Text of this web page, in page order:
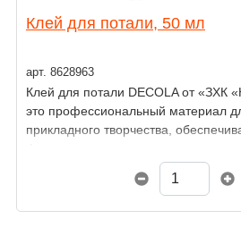
Клей для потали, 50 мл
арт. 8628963
Клей для потали DECOLA от «ЗХК
это профессиональный материал
прикладного творчества,
Клей на водной основе
потали и сусального золота. Он